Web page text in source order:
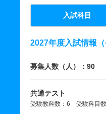
入試科目
2027年度入試情報（
募集人数（人）：90
共通テスト
受験教科数：6 受験科目